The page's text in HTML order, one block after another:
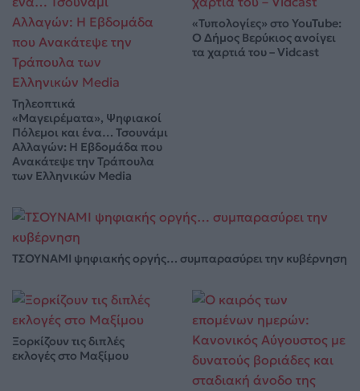
Τηλεοπτικά
«Μαγειρέματα», Ψηφιακοί
Πόλεμοι και ένα… Τσουνάμι
Αλλαγών: Η Εβδομάδα που
Ανακάτεψε την Τράπουλα
των Ελληνικών Media
«Τυπολογίες» στο YouTube:
Ο Δήμος Βερύκιος ανοίγει
τα χαρτιά του – Vidcast
ΤΣΟΥΝΑΜΙ ψηφιακής οργής… συμπαρασύρει την κυβέρνηση
Ξορκίζουν τις διπλές
εκλογές στο Μαξίμου